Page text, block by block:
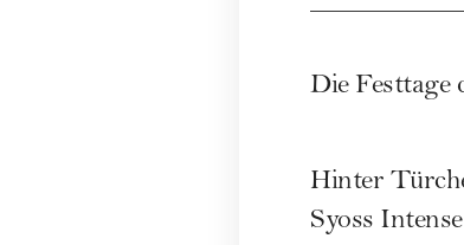
Die Festtage
Hinter
Syoss